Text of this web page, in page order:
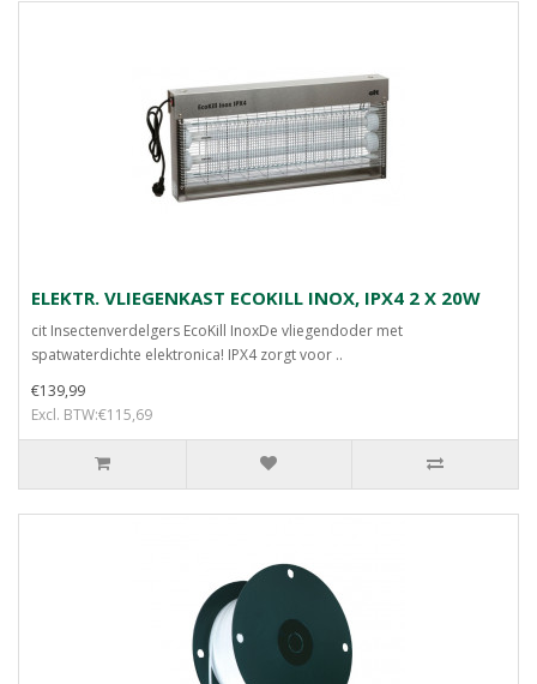
ELEKTR. VLIEGENKAST ECOKILL INOX, IPX4 2 X 20W
cit Insectenverdelgers EcoKill InoxDe vliegendoder met
spatwaterdichte elektronica! IPX4 zorgt voor ..
€139,99
Excl. BTW:€115,69